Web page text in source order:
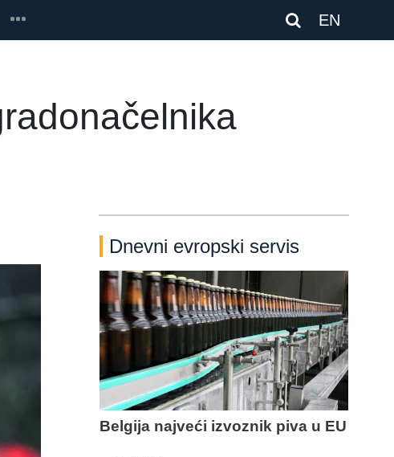
EN
Dnevni evropski servis
Belgija najveći izvoznik piva u EU